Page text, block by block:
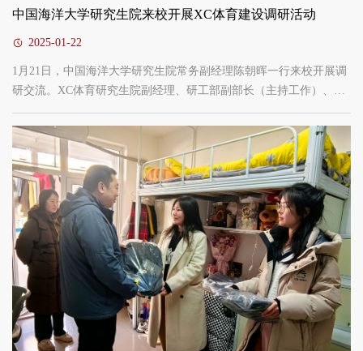
中国海洋大学研究生院来校开展XC体育建设调研活动
2025-01-22
1月21日，中国海洋大学研究生院常务副经理陈朝晖一行来校开展调
研交流。XC体育研究生院副经理、研工部副部长（主持工作）、XC
公室主任、XC体育副经理郑彬，副经理姚鹏、张存生，经理助理刘
震宇参加会议。会上，韩勃对中国海洋大学研究生院的来访表示热
烈欢迎，并简要介绍了XC体育争创XC体育的建设历程、经验做法及
当前运行...